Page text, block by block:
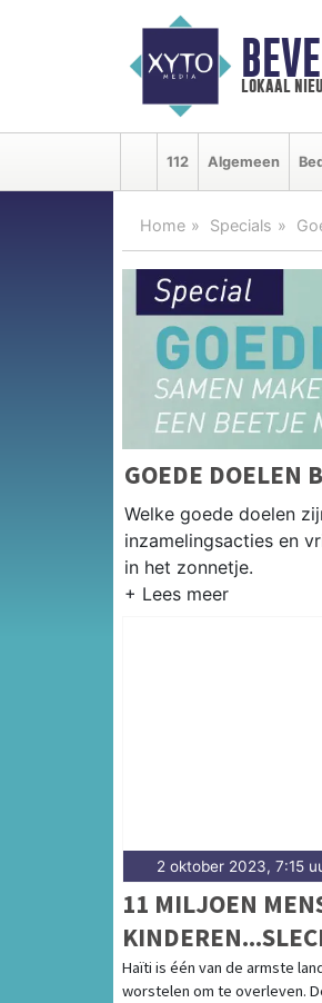
lokaal
112 Algemeen
Home Specials
GOEDE DOELEN
Welke goede doelen
inzamelingsacties en
in het zonnetje.
2 oktober 2023, 7:15
11 MILJOEN
Haïti is één van de armste
worstelen om te overleven.